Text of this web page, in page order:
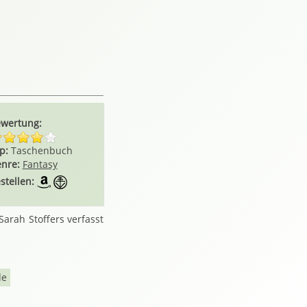
Taschenbuch
Fantasy
Stoffers verfasst